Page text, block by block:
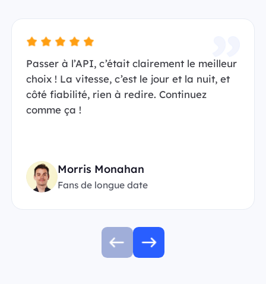
Passer à l’API, c’était clairement le meilleur
choix ! La vitesse, c’est le jour et la nuit, et
côté fiabilité, rien à redire. Continuez
comme ça !
Morris Monahan
Fans de longue date